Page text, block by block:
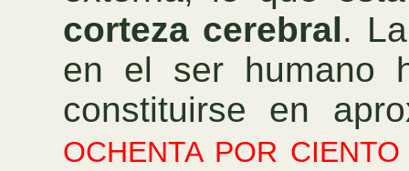
corteza cerebral.
en el ser humano
constituirse en
OCHENTA POR